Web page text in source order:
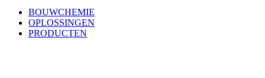
BOUWCHEMIE
OPLOSSINGEN
PRODUCTEN